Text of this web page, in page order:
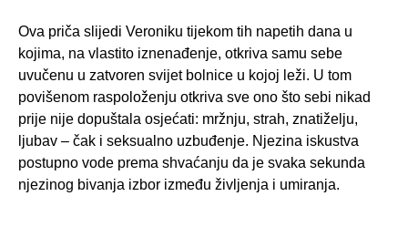
Ova priča slijedi Veroniku tijekom tih napetih dana u
kojima, na vlastito iznenađenje, otkriva samu sebe
uvučenu u zatvoren svijet bolnice u kojoj leži. U tom
povišenom raspoloženju otkriva sve ono što sebi nikad
prije nije dopuštala osjećati: mržnju, strah, znatiželju,
ljubav – čak i seksualno uzbuđenje. Njezina iskustva
postupno vode prema shvaćanju da je svaka sekunda
njezinog bivanja izbor između življenja i umiranja.